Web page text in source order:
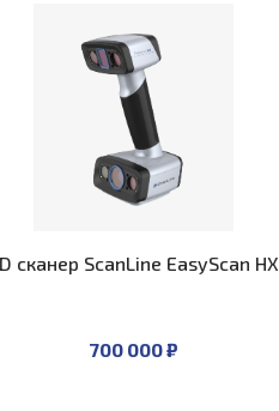
сканер ScanLine EasyScan HX
700 000 ₽